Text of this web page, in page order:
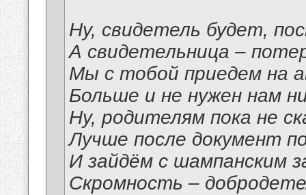
Ну, свидетель будет,
А свидетельница –
Мы с тобой приедем на
Больше и не нужен нам
Ну, родителям пока не
Лучше после документ
И зайдём с шампанским
Скромность –